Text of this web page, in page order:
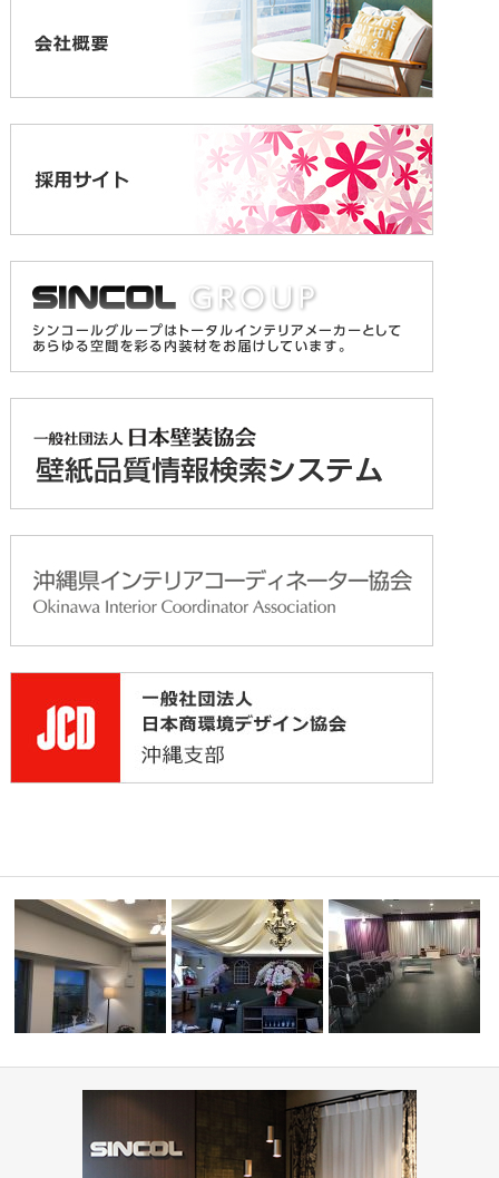
ランパーク …
PIZZA HOUSE新本店 葬祭ホール いなんせ会